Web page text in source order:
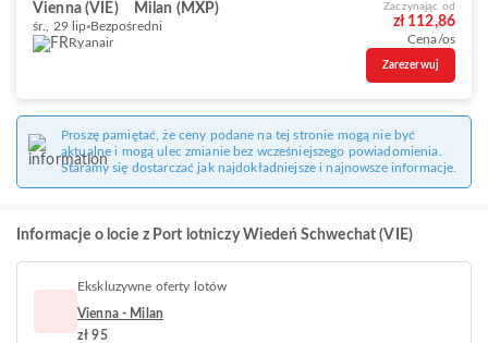
Vienna (VIE) Milan (MXP)
śr., 29 lip Bezpośredni
Ryanair
Zaczynając od
zł 112,86
Cena/os
Zarezerwuj
Proszę pamiętać, że ceny podane na tej stronie mogą nie być
aktualne i mogą ulec zmianie bez wcześniejszego powiadomienia.
Staramy się dostarczać jak najdokładniejsze i najnowsze informacje.
Informacje o locie z Port lotniczy Wiedeń Schwechat (VIE)
Ekskluzywne oferty lotów
Vienna - Milan
zł 95